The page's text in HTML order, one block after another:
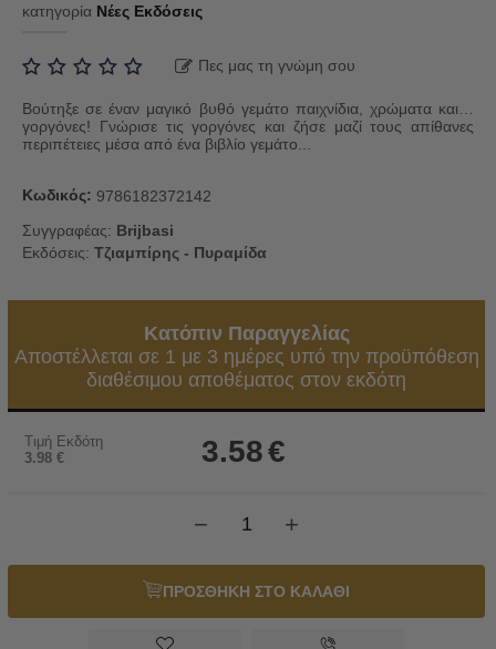
κατηγορία Νέες Εκδόσεις
Πες μας τη γνώμη σου
Βούτηξε σε έναν μαγικό βυθό γεμάτο παιχνίδια, χρώματα και…
γοργόνες! Γνώρισε τις γοργόνες και ζήσε μαζί τους απίθανες
περιπέτειες μέσα από ένα βιβλίο γεμάτο...
Κωδικός: 9786182372142
Συγγραφέας: Brijbasi
Εκδόσεις: Τζιαμπίρης - Πυραμίδα
Κατόπιν Παραγγελίας
Αποστέλλεται σε 1 με 3 ημέρες υπό την προϋπόθεση
διαθέσιμου αποθέματος στον εκδότη
Τιμή Εκδότη
3.98 € 3.58€
+
−
ΠΡΟΣΘΗΚΗ ΣΤΟ ΚΑΛΑΘΙ